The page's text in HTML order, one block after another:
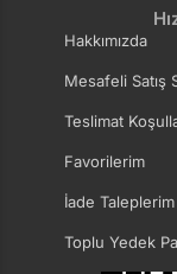
Hakkımızda
Mesafeli Satış
Teslimat
Favorilerim
İade Taleplerim
Toplu Yedek